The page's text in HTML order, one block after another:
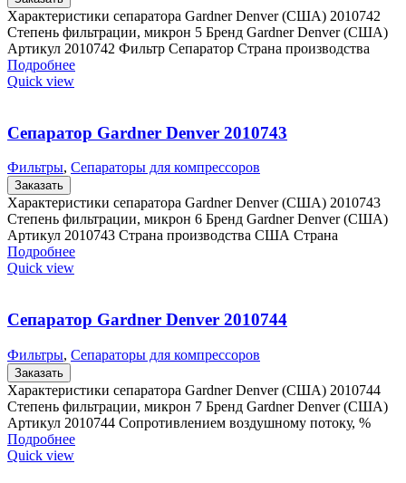
Характеристики сепаратора Gardner Denver (США) 2010742
Степень фильтрации, микрон 5 Бренд Gardner Denver (США)
Артикул 2010742 Фильтр Сепаратор Страна производства
Подробнее
Quick view
Сепаратор Gardner Denver 2010743
Фильтры, Сепараторы для компрессоров
Заказать
Характеристики сепаратора Gardner Denver (США) 2010743
Степень фильтрации, микрон 6 Бренд Gardner Denver (США)
Артикул 2010743 Страна производства США Страна
Подробнее
Quick view
Сепаратор Gardner Denver 2010744
Фильтры, Сепараторы для компрессоров
Заказать
Характеристики сепаратора Gardner Denver (США) 2010744
Степень фильтрации, микрон 7 Бренд Gardner Denver (США)
Артикул 2010744 Сопротивлением воздушному потоку, %
Подробнее
Quick view